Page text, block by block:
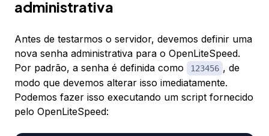
administrativa
Antes de testarmos o servidor, devemos definir uma
nova senha administrativa para o OpenLiteSpeed.
Por padrão, a senha é definida como
123456 , de
modo que devemos alterar isso imediatamente.
Podemos fazer isso executando um script fornecido
pelo OpenLiteSpeed: